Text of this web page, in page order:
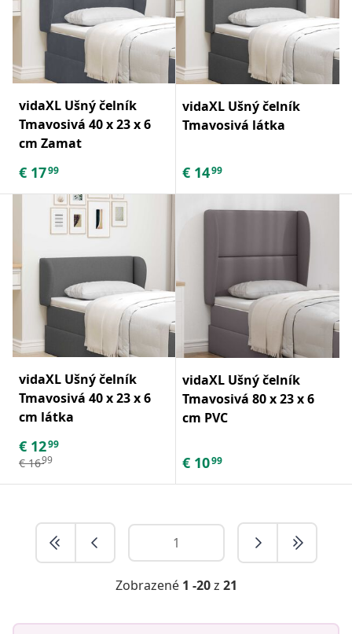
vidaXL Ušný čelník
Tmavosivá 40 x 23 x 6
cm Zamat
€ 1799
vidaXL Ušný čelník
Tmavosivá látka
€ 1499
vidaXL Ušný čelník
Tmavosivá 40 x 23 x 6
cm látka
€ 1299
€ 1699
vidaXL Ušný čelník
Tmavosivá 80 x 23 x 6
cm PVC
€ 1099
Zobrazené 1 -20z 21